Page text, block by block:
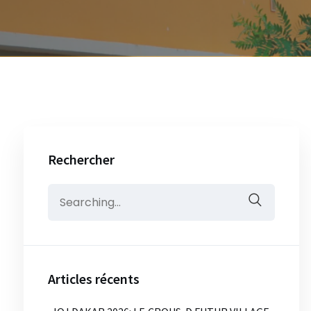
Rechercher
for:
Articles récents